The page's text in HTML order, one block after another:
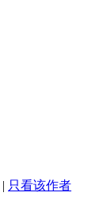
| 只看该作者